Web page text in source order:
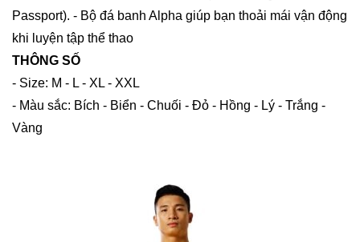
Passport). - Bộ đá banh Alpha giúp bạn thoải mái vận động
khi luyện tập thể thao
THÔNG SỐ
- Size: M - L - XL - XXL
- Màu sắc: Bích - Biển - Chuối - Đỏ - Hồng - Lý - Trắng -
Vàng